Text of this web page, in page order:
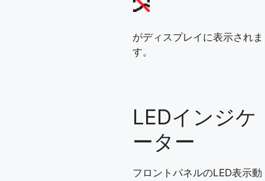
がディスプレイに表示されま
す。
LEDインジケ
ーター
フロントパネルのLED表示動